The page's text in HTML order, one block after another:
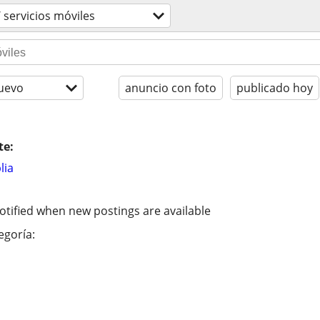
móviles
anuncio con foto publicado hoy
when new postings are available